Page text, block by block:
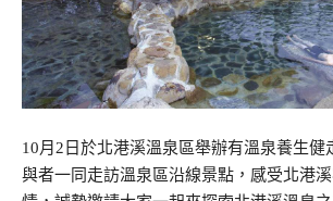
10月2日於北港溪溫泉區舉辦有溫泉養生健
與者一同走訪溫泉區沿線景點，感受北港